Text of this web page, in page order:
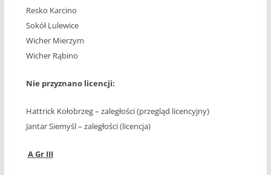
Resko Karcino
Sokół Lulewice
Wicher Mierzym
Wicher Rąbino
Nie przyznano licencji:
Hattrick Kołobrzeg – zaległości (przegląd licencyjny)
Jantar Siemyśl – zaległości (licencja)
A Gr III